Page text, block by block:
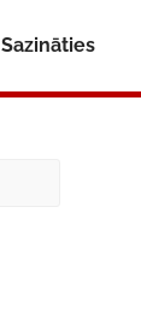
Sazināties